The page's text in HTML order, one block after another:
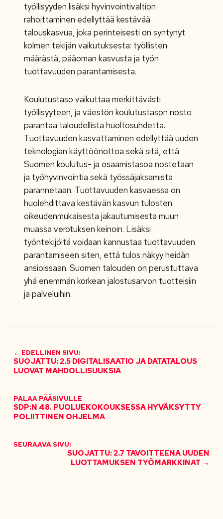
työllisyyden lisäksi hyvinvointivaltion
rahoittaminen edellyttää kestävää
talouskasvua, joka perinteisesti on syntynyt
kolmen tekijän vaikutuksesta: työllisten
määrästä, pääoman kasvusta ja työn
tuottavuuden parantamisesta.
Koulutustaso vaikuttaa merkittävästi
työllisyyteen, ja väestön koulutustason nosto
parantaa taloudellista huoltosuhdetta.
Tuottavuuden kasvattaminen edellyttää uuden
teknologian käyttöönottoa sekä sitä, että
Suomen koulutus- ja osaamistasoa nostetaan
ja työhyvinvointia sekä työssäjaksamista
parannetaan. Tuottavuuden kasvaessa on
huolehdittava kestävän kasvun tulosten
oikeudenmukaisesta jakautumisesta muun
muassa verotuksen keinoin. Lisäksi
työntekijöitä voidaan kannustaa tuottavuuden
parantamiseen siten, että tulos näkyy heidän
ansioissaan. Suomen talouden on perustuttava
yhä enemmän korkean jalostusarvon tuotteisiin
ja palveluihin.
← EDELLINEN SIVU:
SUOJATTU: 2.5 DIGITALISAATIO JA DATATALOUS
LUOVAT MAHDOLLISUUKSIA
PALAA PÄÄSIVULLE
SDP:N 48. PUOLUEKOKOUKSESSA HYVÄKSYTTY
POLIITTINEN OHJELMA
SEURAAVA SIVU:
SUOJATTU: 2.7 TAVOITTEENA UUDEN
LUOTTAMUKSEN TYÖMARKKINAT →